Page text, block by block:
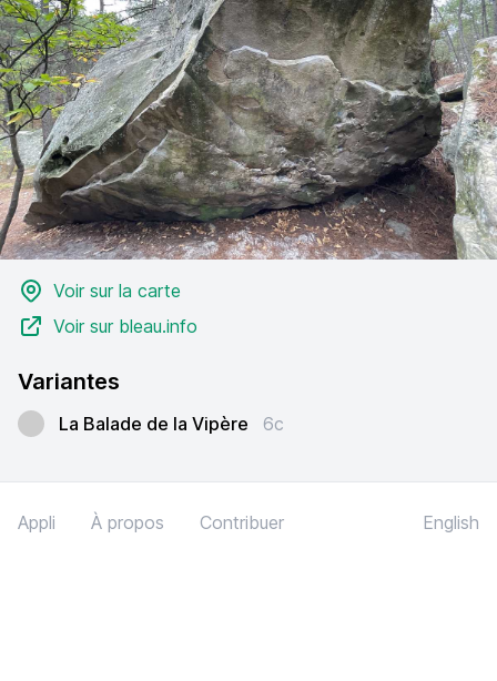
Voir sur la carte
Voir sur bleau.info
Variantes
La Balade de la Vipère 6c
Appli À propos Contribuer English